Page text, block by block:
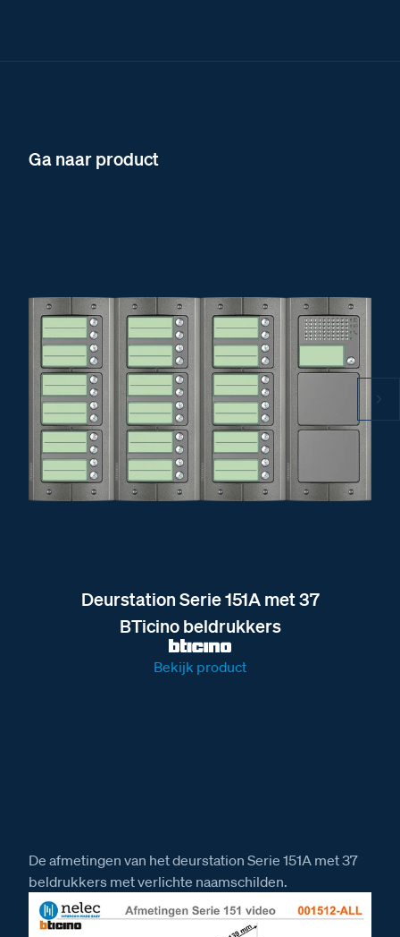
Ga naar product
Deurstation Serie 151A met 37
BTicino beldrukkers
Bekijk product
De afmetingen van het deurstation Serie 151A met 37
beldrukkers met verlichte naamschilden.